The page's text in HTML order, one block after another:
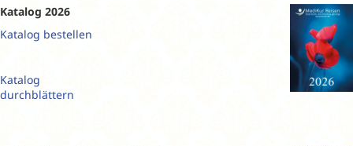
Katalog 2026
Katalog bestellen
Katalog
durchblättern